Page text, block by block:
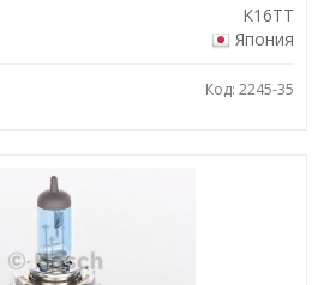
K16TT
Япония
Код: 2245-35